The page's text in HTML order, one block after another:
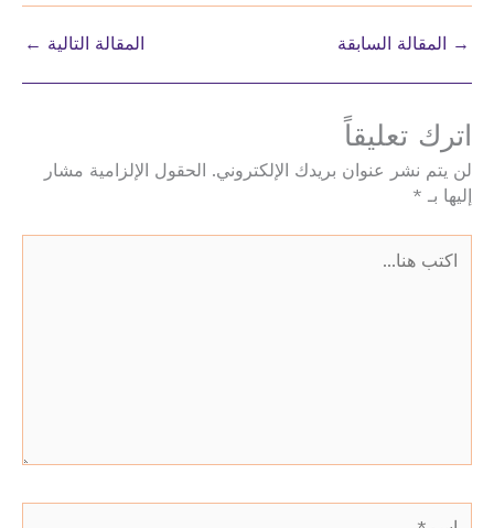
→ المقالة السابقة المقالة التالية ←
اترك تعليقاً
لن يتم نشر عنوان بريدك الإلكتروني.
الحقول الإلزامية مشار
إليها بـ *
هنا...